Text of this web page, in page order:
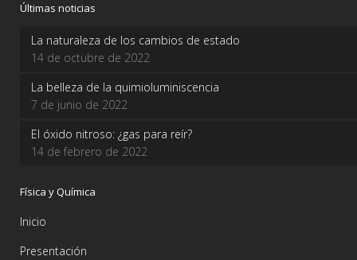
Últimas noticias
La naturaleza de los cambios de estado
14 de octubre de 2022
La belleza de la quimioluminiscencia
7 de junio de 2022
El óxido nitroso: ¿gas para reír?
14 de febrero de 2022
Física y Química
Inicio
Presentación